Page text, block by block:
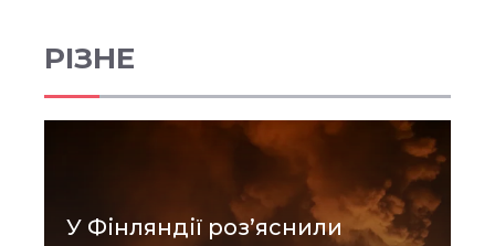
РІЗНЕ
У Фінляндії роз’яснили